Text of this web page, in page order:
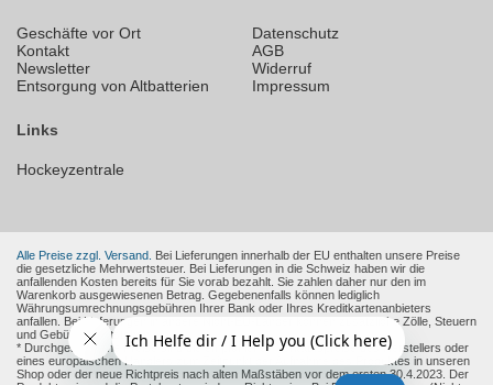
Geschäfte vor Ort
Kontakt
Newsletter
Entsorgung von Altbatterien
Datenschutz
AGB
Widerruf
Impressum
Links
Hockeyzentrale
Alle Preise zzgl. Versand. Bei Lieferungen innerhalb der EU enthalten unsere Preise
die gesetzliche Mehrwertsteuer. Bei Lieferungen in die Schweiz haben wir die
anfallenden Kosten bereits für Sie vorab bezahlt. Sie zahlen daher nur den im
Warenkorb ausgewiesenen Betrag. Gegebenenfalls können lediglich
Währungsumrechnungsgebühren Ihrer Bank oder Ihres Kreditkartenanbieters
anfallen. Bei Lieferungen in andere Nicht-EU-Länder können zusätzliche Zölle, Steuern
und Gebühren entstehen.
* Durchgestrichene Preise sind die empfohlenen Verkaufspreise des Herstellers oder
eines europäischen Händlers zum Zeitpunkt der Aufnahme des Produktes in unseren
Shop oder der neue Richtpreis nach alten Maßstäben vor dem ersten 30.4.2023. Der